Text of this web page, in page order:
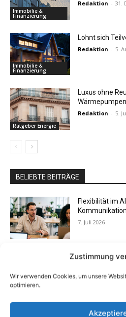
Zustimmung
Wir verwenden Cookies, um unsere
optimieren.
Immobilie &
Finanzierung
Redaktion - 31.
Immobilie &
Finanzierung
Lohnt sich
Redaktion - 5.
Ratgeber Energie
Luxus ohne
Wärmepumpen
Redaktion - 5.
BELIEBTE BEITRÄGE
Flexibilität im
7. Juli 2026
Vorteile des